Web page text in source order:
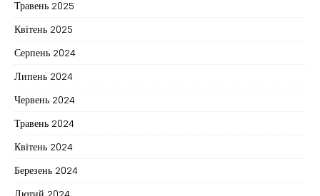
Травень 2025
Квітень 2025
Серпень 2024
Липень 2024
Червень 2024
Травень 2024
Квітень 2024
Березень 2024